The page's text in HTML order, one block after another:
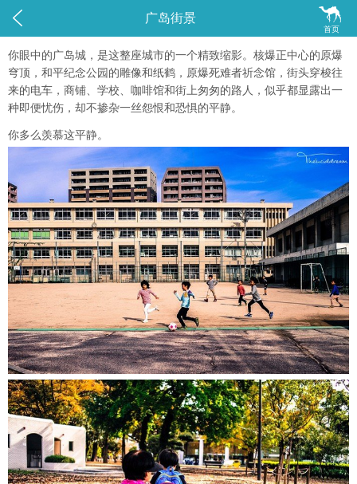
 
首页
广岛街景
你眼中的广岛城，是这整座城市的一个精致缩影。核爆正中心的原爆
穹顶，和平纪念公园的雕像和纸鹤，原爆死难者祈念馆，街头穿梭往
来的电车，商铺、学校、咖啡馆和街上匆匆的路人，似乎都显露出一
种即便忧伤，却不掺杂一丝怨恨和恐惧的平静。
你多么羡慕这平静。